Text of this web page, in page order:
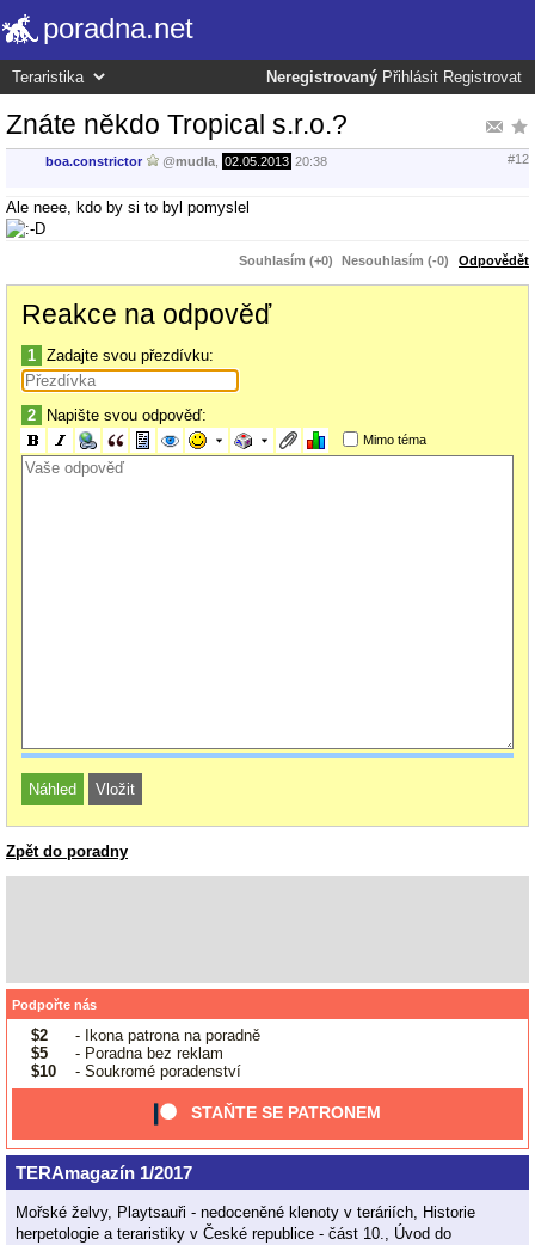
poradna.net
Neregistrovaný Přihlásit Registrovat
Znáte někdo Tropical s.r.o.?
boa.constrictor @mudla 02.05.2013 20:38 #12
Ale neee, kdo by si to byl pomyslel
Souhlasím (+0) Nesouhlasím (-0) Odpovědět
Reakce na odpověď
1 Zadajte svou přezdívku:
2 Napište svou odpověď:
Mimo téma
Zpět do poradny
Podpořte nás
$2
- Ikona patrona na poradně
$5
- Poradna bez reklam
$10
- Soukromé poradenství
STAŇTE SE PATRONEM
TERAmagazín 1/2017
Mořské želvy, Playtsauři - nedoceněné klenoty v teráriích, Historie
herpetologie a teraristiky v České republice - část 10., Úvod do